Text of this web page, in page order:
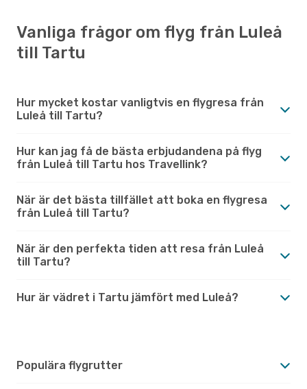
Vanliga frågor om flyg från Luleå
till Tartu
Hur mycket kostar vanligtvis en flygresa från
Luleå till Tartu?
Hur kan jag få de bästa erbjudandena på flyg
från Luleå till Tartu hos Travellink?
När är det bästa tillfället att boka en flygresa
från Luleå till Tartu?
När är den perfekta tiden att resa från Luleå
till Tartu?
Hur är vädret i Tartu jämfört med Luleå?
Populära flygrutter